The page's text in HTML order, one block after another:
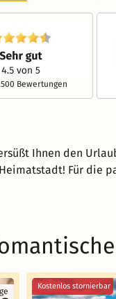
Bewertungen
Ihnen den
Für die
Kostenlos stornierbar